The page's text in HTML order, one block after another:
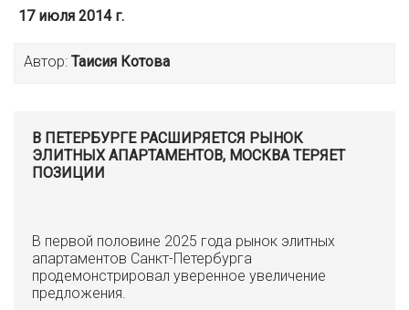
17 июля 2014 г.
Автор: Таисия Котова
В ПЕТЕРБУРГЕ РАСШИРЯЕТСЯ РЫНОК
ЭЛИТНЫХ АПАРТАМЕНТОВ, МОСКВА ТЕРЯЕТ
ПОЗИЦИИ
В первой половине 2025 года рынок элитных
апартаментов Санкт-Петербурга
продемонстрировал уверенное увеличение
предложения.